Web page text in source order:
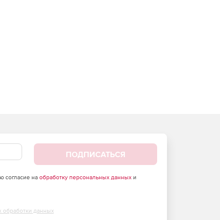
ПОДПИСАТЬСЯ
согласие на обработку персональных данныхи
обработки данных